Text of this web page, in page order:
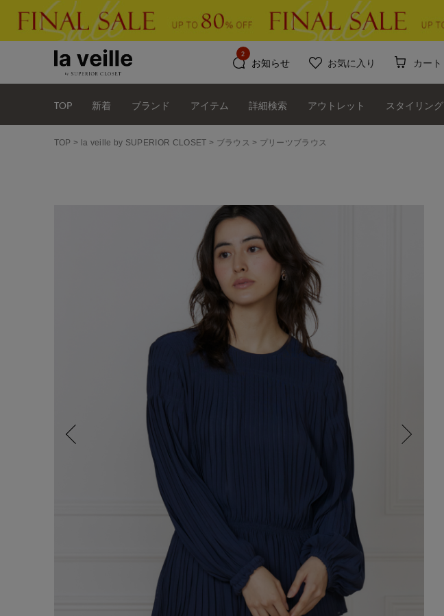
お知らせ
2
お気に入り カート
TOP 新着 ブランド アイテム 詳細検索 アウトレット スタイリング
TOP la veille by SUPERIOR CLOSET ブラウス プリーツブラウス